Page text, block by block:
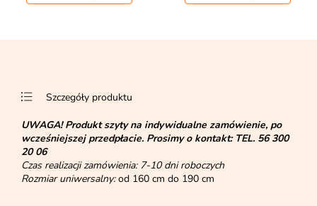
Szczegóły produktu
UWAGA!Produkt szyty na indywidualne zamówienie, po
wcześniejszej przedpłacie. Prosimy o kontakt: TEL. 56 300
20 06
Czas realizacji zamówienia: 7-10 dni roboczych
Rozmiar uniwersalny:od 160 cm do 190 cm